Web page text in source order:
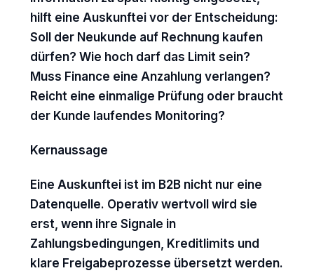
hilft eine Auskunftei vor der Entscheidung:
Soll der Neukunde auf Rechnung kaufen
dürfen? Wie hoch darf das Limit sein?
Muss Finance eine Anzahlung verlangen?
Reicht eine einmalige Prüfung oder braucht
der Kunde laufendes Monitoring?
Kernaussage
Eine Auskunftei ist im B2B nicht nur eine
Datenquelle. Operativ wertvoll wird sie
erst, wenn ihre Signale in
Zahlungsbedingungen, Kreditlimits und
klare Freigabeprozesse übersetzt werden.